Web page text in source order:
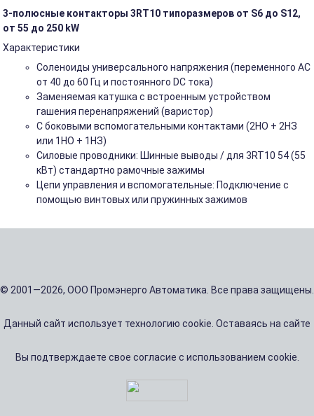
3-полюсные контакторы 3RT10 типоразмеров от S6 до S12,
от 55 до 250 kW
Характеристики
Соленоиды универсального напряжения (переменного АС
от 40 до 60 Гц и постоянного DC тока)
Заменяемая катушка с встроенным устройством
гашения перенапряжений (варистор)
С боковыми вспомогательными контактами (2НО + 2НЗ
или 1НО + 1НЗ)
Силовые проводники: Шинные выводы / для 3RT10 54 (55
кВт) стандартно рамочные зажимы
Цепи управления и вспомогательные: Подключение с
помощью винтовых или пружинных зажимов
© 2001—2026, ООО Промэнерго Автоматика. Все права защищены.
Данный сайт использует технологию cookie. Оставаясь на сайте
Вы подтверждаете свое согласие с использованием cookie.